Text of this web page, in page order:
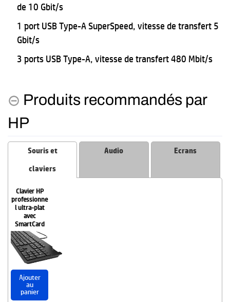
de 10 Gbit/s
1 port USB Type-A SuperSpeed, vitesse de transfert 5
Gbit/s
3 ports USB Type-A, vitesse de transfert 480 Mbit/s
Produits recommandés par
HP
Souris et
claviers
Audio Ecrans
Clavier HP
professionne
l ultra-plat
avec
SmartCard
Ajouter
au
panier